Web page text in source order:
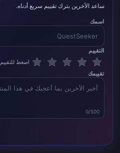
ساعد الآخرين بترك تقييم سريع أدناه.
اسمك
التقييم
اضغط للتقييم
تقييمك
0/500